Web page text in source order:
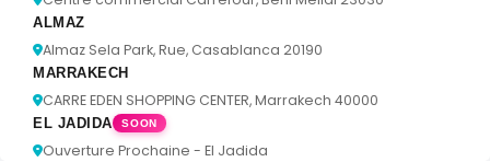
ALMAZ
Almaz Sela Park, Rue, Casablanca 20190
MARRAKECH
CARRE EDEN SHOPPING CENTER, Marrakech 40000
EL JADIDA SOON
Ouverture Prochaine - El Jadida